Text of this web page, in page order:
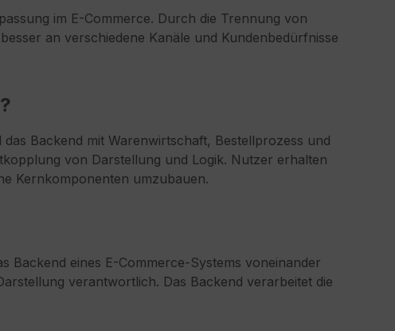
im E-Commerce. Durch die Trennung von
an verschiedene Kanäle und Kundenbedürfnisse
Backend mit Warenwirtschaft, Bestellprozess und
von Darstellung und Logik. Nutzer erhalten
Kernkomponenten umzubauen.
Backend eines E-Commerce-Systems voneinander
verantwortlich. Das Backend verarbeitet die